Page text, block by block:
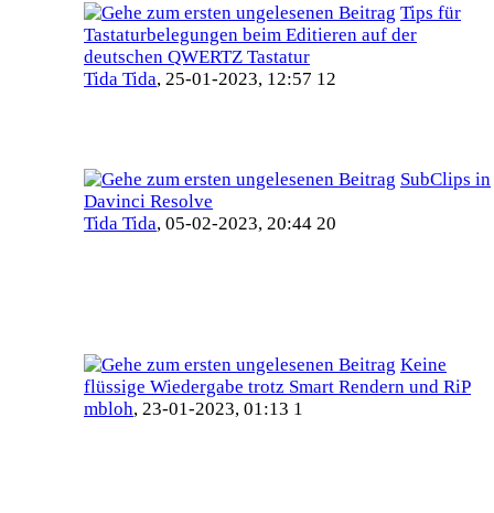
Tips für
Tastaturbelegungen beim Editieren auf der
deutschen QWERTZ Tastatur
Tida Tida, 25-01-2023, 12:57 12
SubClips in
Davinci Resolve
Tida Tida, 05-02-2023, 20:44 20
Keine
flüssige Wiedergabe trotz Smart Rendern und RiP
mbloh, 23-01-2023, 01:13 1